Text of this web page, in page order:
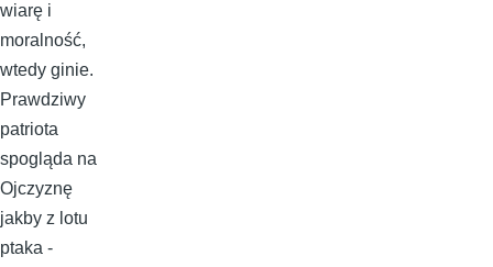
wiarę i
moralność,
wtedy ginie.
Prawdziwy
patriota
spogląda na
Ojczyznę
jakby z lotu
ptaka -